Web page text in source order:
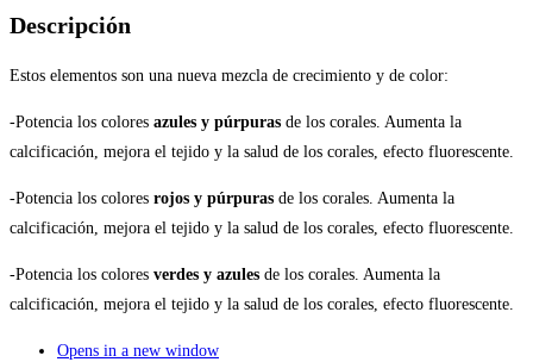
Descripción
Estos elementos son una nueva mezcla de crecimiento y de color:
-Potencia los colores azules y púrpuras de los corales. Aumenta la
calcificación, mejora el tejido y la salud de los corales, efecto fluorescente.
-Potencia los colores rojos y púrpuras de los corales. Aumenta la
calcificación, mejora el tejido y la salud de los corales, efecto fluorescente.
-Potencia los colores verdes y azules de los corales. Aumenta la
calcificación, mejora el tejido y la salud de los corales, efecto fluorescente.
Opens in a new window